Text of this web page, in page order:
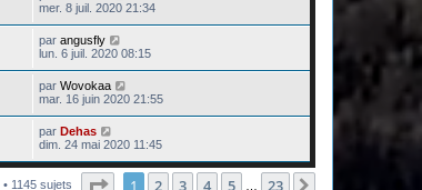
mer. 8 juil. 2020 21:34
par angusfly
lun. 6 juil. 2020 08:15
par Wovokaa
mar. 16 juin 2020 21:55
par Dehas
dim. 24 mai 2020 11:45
• 1145 sujets Page sur23 …